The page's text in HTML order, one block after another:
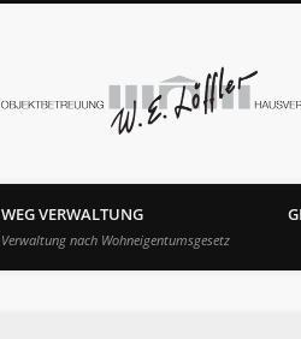
WEG VERWALTUNG
Verwaltung nach Wohneigentumsgesetz